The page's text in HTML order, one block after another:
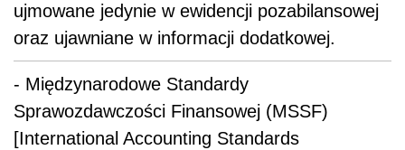
ujmowane jedynie w ewidencji pozabilansowej
oraz ujawniane w informacji dodatkowej.
- Międzynarodowe Standardy
Sprawozdawczości Finansowej (MSSF)
[International Accounting Standards